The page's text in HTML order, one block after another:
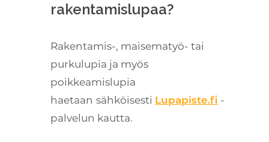
rakentamislupaa?
Rakentamis-, maisematyö- tai
purkulupia ja myös
poikkeamislupia
haetaan sähköisesti Lupapiste.fi -
palvelun kautta.